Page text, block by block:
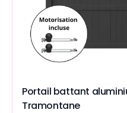
Portail battant
Tramontane